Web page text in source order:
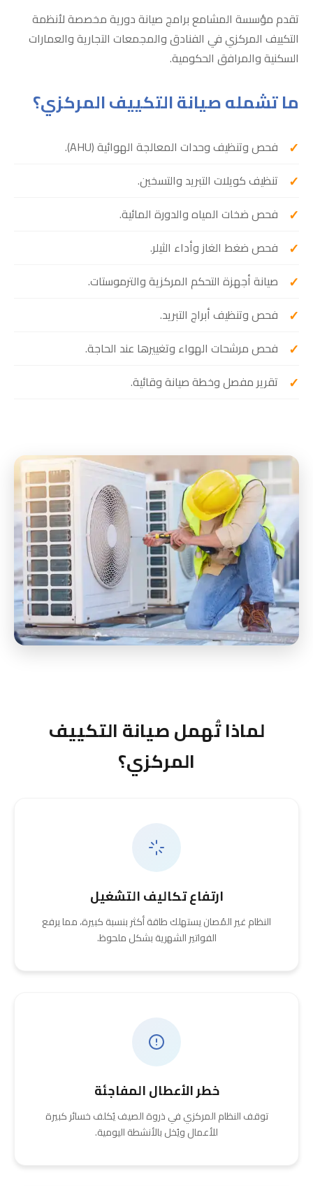
تقدم مؤسسة المشامع برامج صيانة دورية مخصصة لأنظمة
التكييف المركزي في الفنادق والمجمعات التجارية والعمارات
السكنية والمرافق الحكومية.
ما تشمله صيانة التكييف المركزي؟
فحص وتنظيف وحدات المعالجة الهوائية (AHU).
تنظيف كويلات التبريد والتسخين.
فحص ضخات المياه والدورة المائية.
فحص ضغط الغاز وأداء الثيلر.
صيانة أجهزة التحكم المركزية والترموستات.
فحص وتنظيف أبراج التبريد.
فحص مرشحات الهواء وتغييرها عند الحاجة.
تقرير مفصل وخطة صيانة وقائية.
لماذا تُهمل صيانة التكييف
المركزي؟
ارتفاع تكاليف التشغيل
النظام غير المُصان يستهلك طاقة أكثر بنسبة كبيرة، مما يرفع
الفواتير الشهرية بشكل ملحوظ.
خطر الأعطال المفاجئة
توقف النظام المركزي في ذروة الصيف يُكلف خسائر كبيرة
للأعمال ويُخل بالأنشطة اليومية.